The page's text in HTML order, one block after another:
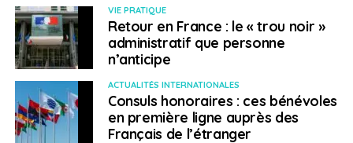
A SUIVRE
Le troisième rendez-vous «RéflexeS» aura lieu le
12 janvier
European job days : des manifestations en ligne
pour trouver un emploi en Europe
VIE PRATIQUE
Retour en France : le « trou noir »
administratif que personne
n’anticipe
ACTUALITÉS INTERNATIONALES
Consuls honoraires : ces bénévoles
en première ligne auprès des
Français de l’étranger